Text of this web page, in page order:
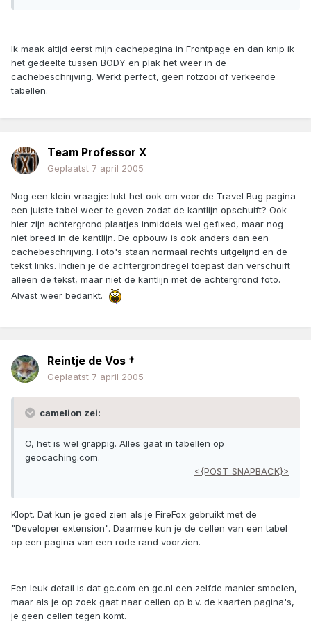
Ik maak altijd eerst mijn cachepagina in Frontpage en dan knip ik
het gedeelte tussen BODY en plak het weer in de
cachebeschrijving. Werkt perfect, geen rotzooi of verkeerde
tabellen.
Team Professor X
Geplaatst 7 april 2005
Nog een klein vraagje: lukt het ook om voor de Travel Bug pagina
een juiste tabel weer te geven zodat de kantlijn opschuift? Ook
hier zijn achtergrond plaatjes inmiddels wel gefixed, maar nog
niet breed in de kantlijn. De opbouw is ook anders dan een
cachebeschrijving. Foto's staan normaal rechts uitgelijnd en de
tekst links. Indien je de achtergrondregel toepast dan verschuift
alleen de tekst, maar niet de kantlijn met de achtergrond foto.
Alvast weer bedankt.
Reintje de Vos †
Geplaatst 7 april 2005
camelion zei:
O, het is wel grappig. Alles gaat in tabellen op
geocaching.com.
<{POST_SNAPBACK}>
Klopt. Dat kun je goed zien als je FireFox gebruikt met de
"Developer extension". Daarmee kun je de cellen van een tabel
op een pagina van een rode rand voorzien.
Een leuk detail is dat gc.com en gc.nl een zelfde manier smoelen,
maar als je op zoek gaat naar cellen op b.v. de kaarten pagina's,
je geen cellen tegen komt.